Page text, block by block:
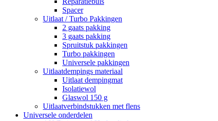
Spacer
Uitlaat / Turbo Pakkingen
2 gaats pakking
3 gaats pakking
Spruitstuk pakkingen
Turbo pakkingen
Universele pakkingen
Uitlaatdempings materiaal
Uitlaat dempingmat
Isolatiewol
Glaswol 150 g
Uitlaatverbindstukken met flens
Universele onderdelen